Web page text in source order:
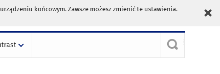
końcowym. Zawsze możesz zmienić te ustawienia.